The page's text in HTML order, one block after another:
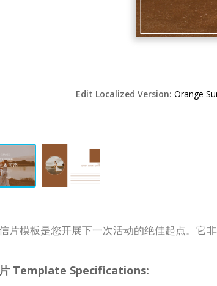
Edit Localized Version: Orange
片模板是您开展下一次活动的绝佳起点。它
Template Specifications: